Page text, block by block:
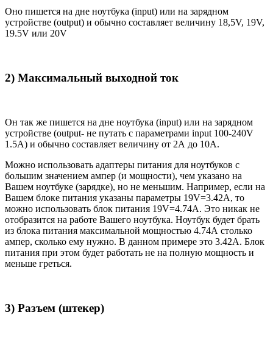
Оно пишется на дне ноутбука (input) или на зарядном
устройстве (output) и обычно составляет величину 18,5V, 19V,
19.5V или 20V
2) Максимальный выходной ток
Он так же пишется на дне ноутбука (input) или на зарядном
устройстве (output- не путать с параметрами input 100-240V
1.5A) и обычно составляет величину от 2А до 10A.
Можно использовать адаптеры питания для ноутбуков с
большим значением ампер (и мощности), чем указано на
Вашем ноутбуке (зарядке), но не меньшим. Например, если на
Вашем блоке питания указаны параметры 19V=3.42A, то
можно использовать блок питания 19V=4.74A. Это никак не
отобразится на работе Вашего ноутбука. Ноутбук будет брать
из блока питания максимальной мощностью 4.74А столько
ампер, сколько ему нужно. В данном примере это 3.42А. Блок
питания при этом будет работать не на полную мощность и
меньше греться.
3) Разъем (штекер)